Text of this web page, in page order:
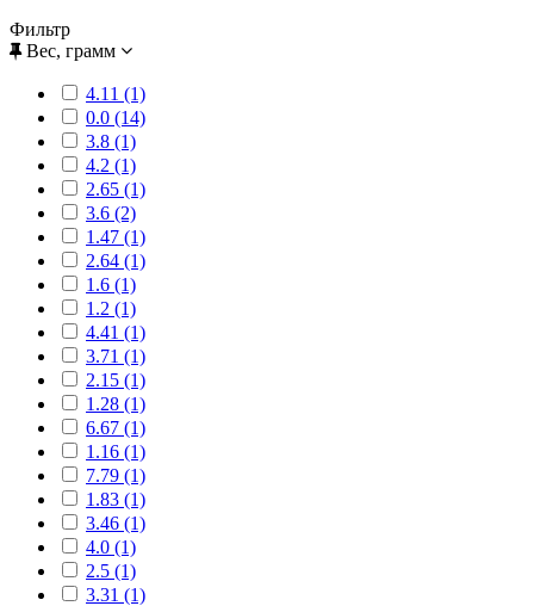
Фильтр
Вес, грамм
4.11 (1)
0.0 (14)
3.8 (1)
4.2 (1)
2.65 (1)
3.6 (2)
1.47 (1)
2.64 (1)
1.6 (1)
1.2 (1)
4.41 (1)
3.71 (1)
2.15 (1)
1.28 (1)
6.67 (1)
1.16 (1)
7.79 (1)
1.83 (1)
3.46 (1)
4.0 (1)
2.5 (1)
3.31 (1)